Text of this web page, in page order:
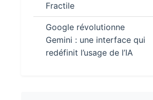
Fractile
Google révolutionne
Gemini : une interface qui
redéfinit l’usage de l’IA